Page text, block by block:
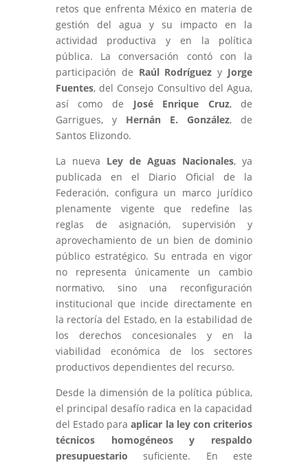
retos que enfrenta México en materia de
gestión del agua y su impacto en la
actividad productiva y en la política
pública. La conversación contó con la
participación de Raúl Rodríguez y Jorge
Fuentes, del Consejo Consultivo del Agua,
así como de José Enrique Cruz, de
Garrigues, y Hernán E. González, de
Santos Elizondo.
La nueva Ley de Aguas Nacionales, ya
publicada en el Diario Oficial de la
Federación, configura un marco jurídico
plenamente vigente que redefine las
reglas de asignación, supervisión y
aprovechamiento de un bien de dominio
público estratégico. Su entrada en vigor
no representa únicamente un cambio
normativo, sino una reconfiguración
institucional que incide directamente en
la rectoría del Estado, en la estabilidad de
los derechos concesionales y en la
viabilidad económica de los sectores
productivos dependientes del recurso.
Desde la dimensión de la política pública,
el principal desafío radica en la capacidad
del Estado paraaplicar la ley con criterios
técnicos homogéneos y respaldo
presupuestariosuficiente. En este